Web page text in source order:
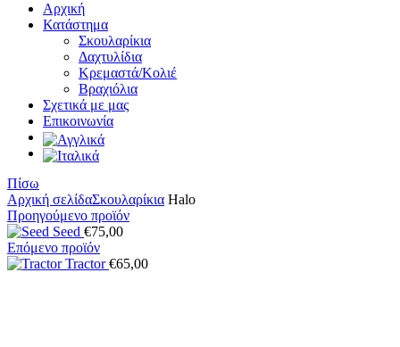
Αρχική
Κατάστημα
Σκουλαρίκια
Δαχτυλίδια
Κρεμαστά/Κολιέ
Βραχιόλια
Σχετικά με μας
Επικοινωνία
Πίσω
Αρχική σελίδαΣκουλαρίκια Halo
Προηγούμενο προϊόν
Seed €75,00
Επόμενο προϊόν
Tractor€65,00